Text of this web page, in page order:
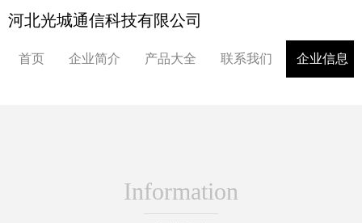
河北光城通信科技有限公司
首页 企业简介 产品大全 联系我们 企业信息
Information